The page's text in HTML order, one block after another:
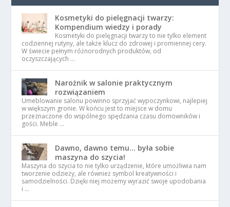
Kosmetyki do pielęgnacji twarzy:
Kompendium wiedzy i porady
Kosmetyki do pielęgnacji twarzy to nie tylko element
codziennej rutyny, ale także klucz do zdrowej i promiennej cery.
W świecie pełnym różnorodnych produktów, od
oczyszczających …
Narożnik w salonie praktycznym
rozwiązaniem
Umeblowanie salonu powinno sprzyjać wypoczynkowi, najlepiej
w większym gronie. W końcu jest to miejsce w domu
przeznaczone do wspólnego spędzania czasu domowników i
gości. Meble …
Dawno, dawno temu… była sobie
maszyna do szycia!
Maszyna do szycia to nie tylko urządzenie, które umożliwia nam
tworzenie odzieży, ale również symbol kreatywności i
samodzielności. Dzięki niej możemy wyrazić swoje upodobania
i …